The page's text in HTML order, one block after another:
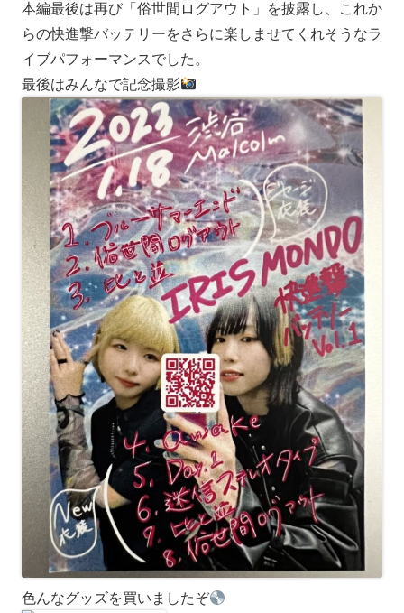
本編最後は再び「俗世間ログアウト」を披露し、これか
らの快進撃バッテリーをさらに楽しませてくれそうなラ
イブパフォーマンスでした。
最後はみんなで記念撮影
色んなグッズを買いましたぞ